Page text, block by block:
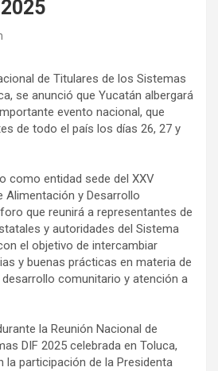
de Titulares de los Sistemas
se anunció que Yucatán albergará
evento nacional, que
de todo el país los días 26, 27 y
como entidad sede del XXV
Alimentación y Desarrollo
que reunirá a representantes de
y autoridades del Sistema
el objetivo de intercambiar
y buenas prácticas en materia de
desarrollo comunitario y atención a
la Reunión Nacional de
DIF 2025 celebrada en Toluca,
la participación de la Presidenta